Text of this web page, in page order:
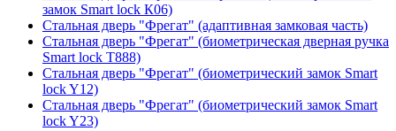
замок Smart lock К06)
Стальная дверь "Фрегат" (адаптивная замковая часть)
Стальная дверь "Фрегат" (биометрическая дверная ручка
Smart lock T888)
Стальная дверь "Фрегат" (биометрический замок Smart
lock Y12)
Стальная дверь "Фрегат" (биометрический замок Smart
lock Y23)